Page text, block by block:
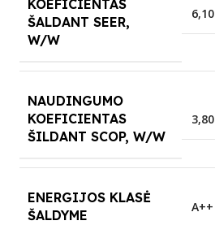
KOEFICIENTAS
ŠALDANT SEER,
W/W
6,10
NAUDINGUMO
KOEFICIENTAS
ŠILDANT SCOP, W/W
3,80
ENERGIJOS KLASĖ
ŠALDYME
A++